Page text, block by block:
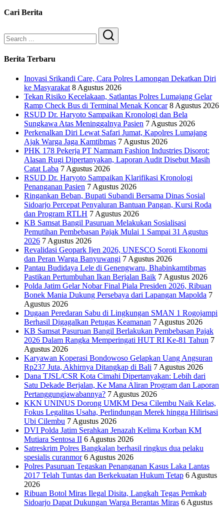
Cari Berita
Search
Berita Terbaru
Inovasi Srikandi Care, Cara Polres Lamongan Dekatkan Diri
ke Masyarakat 8 Agustus 2026
Tekan Risiko Kecelakaan, Satlantas Polres Lumajang Gelar
Ramp Check Bus di Terminal Menak Koncar 8 Agustus 2026
RSUD Dr. Haryoto Sampaikan Kronologi dan Bela
Sungkawa Atas Meninggalnya Pasien 7 Agustus 2026
Perkenalkan Diri Lewat Safari Jumat, Kapolres Lumajang
Ajak Warga Jaga Kamtibmas 7 Agustus 2026
PHK 178 Pekerja PT Namnam Fashion Industries Disorot:
Alasan Rugi Dipertanyakan, Laporan Audit Disebut Masih
Catat Laba 7 Agustus 2026
RSUD Dr. Haryoto Sampaikan Klarifikasi Kronologi
Penanganan Pasien 7 Agustus 2026
Ringankan Beban, Bupati Subandi Bersama Dinas Sosial
Sidoarjo Percepat Penyaluran Bantuan Pangan, Kursi Roda
dan Program RTLH 7 Agustus 2026
KB Samsat Bangil Pasuruan Melakukan Sosialisasi
Pemutihan Pembebasan Pajak Mulai 1 Sampai 31 Agustus
2026 7 Agustus 2026
Revalidasi Geopark Ijen 2026, UNESCO Soroti Ekonomi
dan Peran Warga Banyuwangi 7 Agustus 2026
Pantau Budidaya Lele di Genengwaru, Bhabinkamtibmas
Pastikan Pertumbuhan Ikan Berjalan Baik 7 Agustus 2026
Polda Jatim Gelar Nobar Final Piala Presiden 2026, Ribuan
Bonek Mania Dukung Persebaya dari Lapangan Mapolda 7
Agustus 2026
Dugaan Peredaran Sabu di Lingkungan SMAN 1 Rogojampi
Berhasil Digagalkan Petugas Keamanan 7 Agustus 2026
KB Samsat Pasuruan Bangil Berlakukan Pembebasan Pajak
2026 Dalam Rangka Memperingati HUT RI Ke-81 Tahun 7
Agustus 2026
Karyawan Koperasi Bondowoso Gelapkan Uang Angsuran
Rp237 Juta, Akhirnya Ditangkap di Bali 7 Agustus 2026
Dana TJSL/CSR Kota Cimahi Dipertanyakan: Lebih dari
Satu Dekade Berjalan, Ke Mana Aliran Program dan Laporan
Pertanggungjawabannya? 7 Agustus 2026
KKN UNINUS Dorong UMKM Desa Cilembu Naik Kelas,
Fokus Legalitas Usaha, Perlindungan Merek hingga Hilirisasi
Ubi Cilembu 7 Agustus 2026
DVI Polda Jatim Serahkan Jenazah Kelima Korban KM
Mutiara Sentosa II 6 Agustus 2026
Satreskrim Polres Bangkalan berhasil ringkus dua pelaku
spesialis curanmor 6 Agustus 2026
Polres Pasuruan Tegaskan Penanganan Kasus Laka Lantas
2017 Telah Tuntas dan Berkekuatan Hukum Tetap 6 Agustus
2026
Ribuan Botol Miras Ilegal Disita, Langkah Tegas Pemkab
Sidoarjo Dapat Dukungan Warga Berantas Miras 6 Agustus